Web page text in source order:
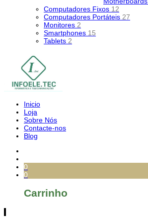
Computadores Fixos 12
Computadores Portáteis 27
Monitores 2
Smartphones 15
Tablets 2
Inicio
Loja
Sobre Nós
Contacte-nos
Blog
0
0
Carrinho